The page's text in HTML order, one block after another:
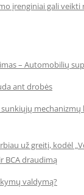
įrenginiai gali veikti
– Automobilių
ant drobės
už greitį, kodėl
BCA draudimą
valdymą?